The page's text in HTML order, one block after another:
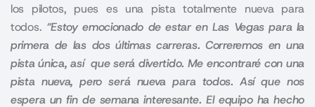
los pilotos, pues es una pista totalmente nueva para
todos. “Estoy emocionado de estar en Las Vegas para la
primera de las dos últimas carreras. Correremos en una
pista única, así que será divertido. Me encontraré con una
pista nueva, pero será nueva para todos. Así que nos
espera un fin de semana interesante. El equipo ha hecho